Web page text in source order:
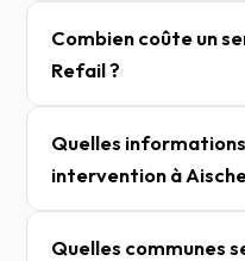
Combien coûte un
Refail ?
Quelles
intervention à
Quelles communes